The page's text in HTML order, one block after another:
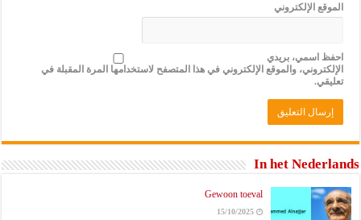
الموقع الإلكتروني
احفظ اسمي، بريدي
الإلكتروني، والموقع الإلكتروني في هذا المتصفح لاستخدامها المرة المقبلة في
تعليقي.
In het Nederlands
Gewoon toeval
15/10/2025